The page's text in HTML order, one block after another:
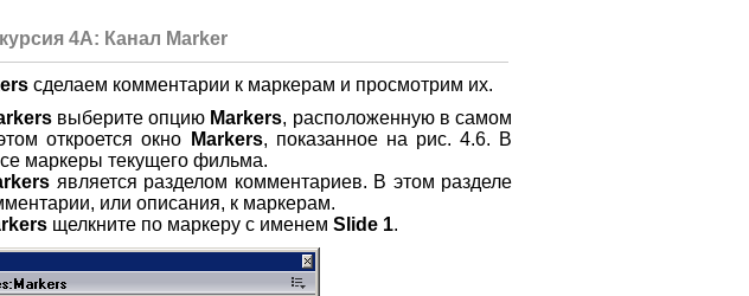
4А: Канал Marker
сделаем комментарии к маркерам и просмотрим их.
выберите опцию Markers, расположенную в самом
откроется окно
Markers, показанное на рис. 4.6. В
маркеры текущего фильма.
является разделом комментариев. В этом разделе
или описания, к маркерам.
щелкните по маркеру с именем Slide 1.